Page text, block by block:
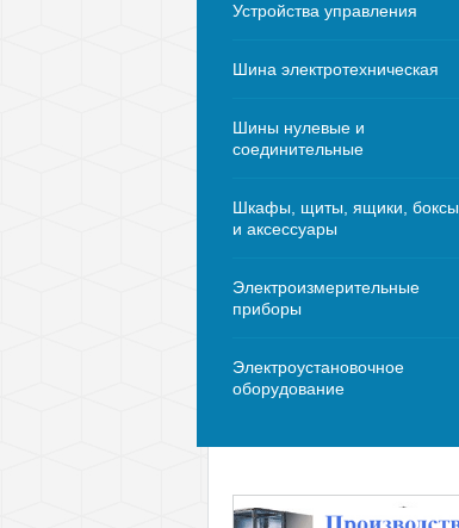
Устройства управления
Шина электротехническая
Шины нулевые и
соединительные
Шкафы, щиты, ящики, боксы
и аксессуары
Электроизмерительные
приборы
Электроустановочное
оборудование